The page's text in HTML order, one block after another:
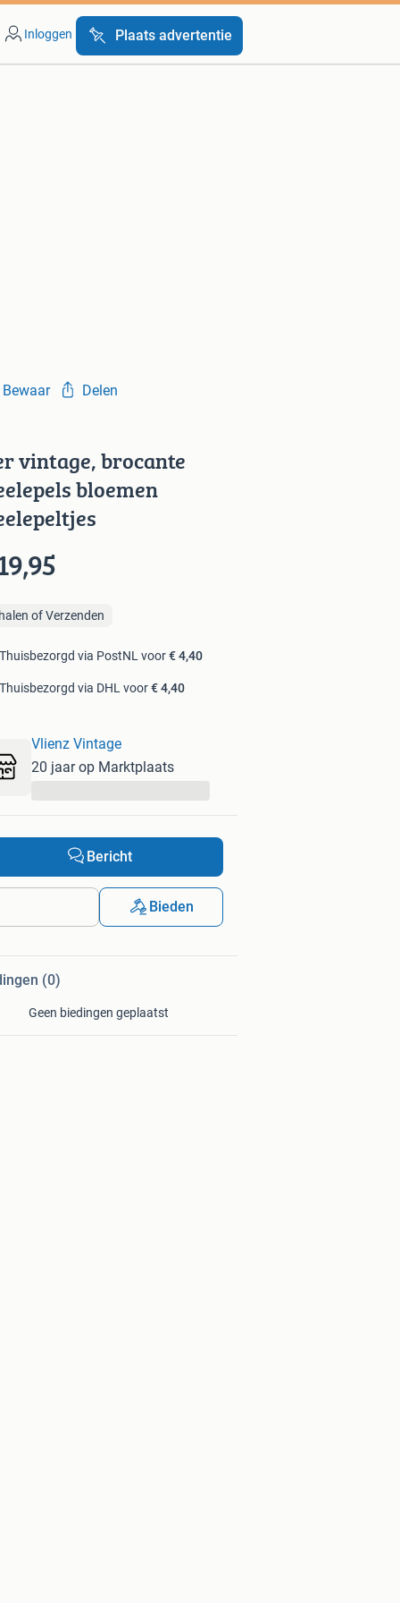
Inloggen Plaats advertentie
Bewaar Delen
vintage, brocante
bloemen
of Verzenden
Thuisbezorgd via PostNL voor€ 4,40
Thuisbezorgd via DHL voor€ 4,40
Vlienz Vintage
20 jaar op Marktplaats
Bericht
Bieden
(0)
Geen biedingen geplaatst